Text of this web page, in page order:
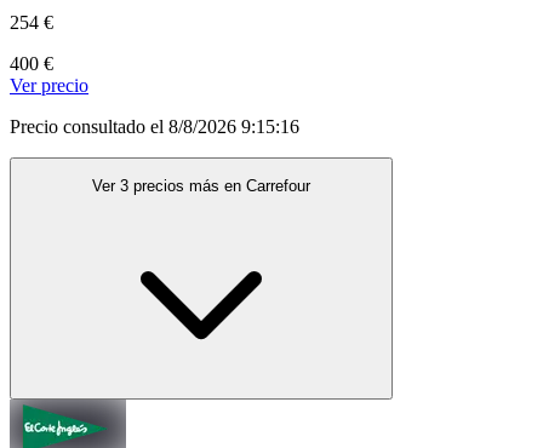
254 €
400 €
Ver precio
Precio consultado el 8/8/2026 9:15:16
Ver 3 precios más en Carrefour